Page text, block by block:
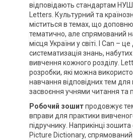
відповідають стандартам НУШ
Letters. Культурний та
міститься в темах, що
тематично, але спрямований
місця України у світі. I Can –
систематизація знань,
вивчення кожного розділу.
розробки, які можна
навчання відповідних тем для
засвоєння учнями читання та
Робочий зошитпродовжує
вправи для практики
підручнику. Наприкінці
Picture Dictionary,